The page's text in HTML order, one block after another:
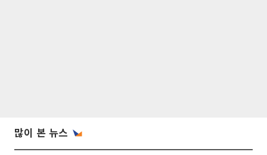
많이 본 뉴스